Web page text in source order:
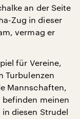
an der Seite
Zug in dieser
vermag er
für Vereine,
Turbulenzen
Mannschaften,
befinden meinen
diesen Strudel